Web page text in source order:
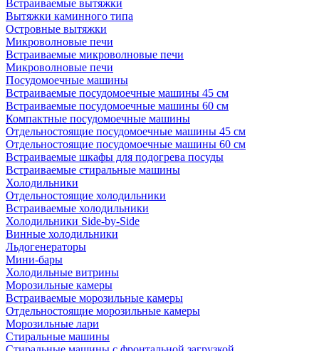
Встраиваемые вытяжки
Вытяжки каминного типа
Островные вытяжки
Микроволновые печи
Встраиваемые микроволновые печи
Микроволновые печи
Посудомоечные машины
Встраиваемые посудомоечные машины 45 см
Встраиваемые посудомоечные машины 60 см
Компактные посудомоечные машины
Отдельностоящие посудомоечные машины 45 см
Отдельностоящие посудомоечные машины 60 см
Встраиваемые шкафы для подогрева посуды
Встраиваемые стиральные машины
Холодильники
Отдельностоящие холодильники
Встраиваемые холодильники
Холодильники Side-by-Side
Винные холодильники
Льдогенераторы
Мини-бары
Холодильные витрины
Морозильные камеры
Встраиваемые морозильные камеры
Отдельностоящие морозильные камеры
Морозильные лари
Стиральные машины